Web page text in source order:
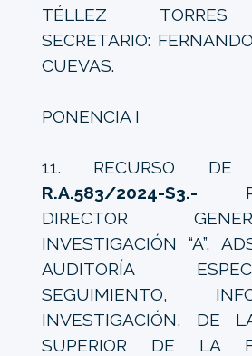
TÉLLEZ TORRES
SECRETARIO:
CUEVAS.
PONENCIA I
11. RECURSO DE
R.A.583/2024-S3.-
DIRECTOR
INVESTIGACIÓN “A”,
AUDITORÍA
SEGUIMIENTO,
INVESTIGACIÓN, DE
SUPERIOR DE LA